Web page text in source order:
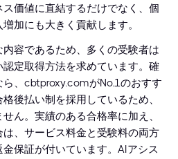
価値に直結するだけでなく、個
加にも大きく貢献します。
容であるため、多くの受験者は
定取得方法を求めています。確
、cbtproxy.comがNo.1のおすす
後払い制を採用しているため、
ん。実績のある合格率に加え、
、サービス料金と受験料の両方
保証が付いています。AIアシス